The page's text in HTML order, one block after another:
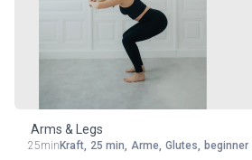
Art Des Workouts
Equipment
Arms & Legs
25min Kraft, 25 min, Arme, Glutes, beginner